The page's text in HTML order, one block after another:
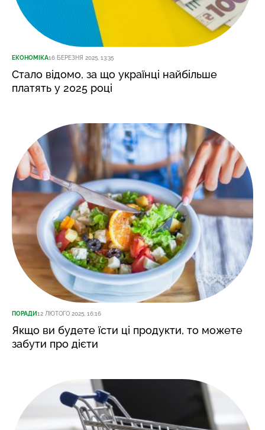
ЕКОНОМІКА16 БЕРЕЗНЯ 2025, 13:35
Стало відомо, за що українці найбільше
платять у 2025 році
ПОРАДИ12 ЛЮТОГО 2025, 16:16
Якщо ви будете їсти ці продукти, то можете
забути про дієти